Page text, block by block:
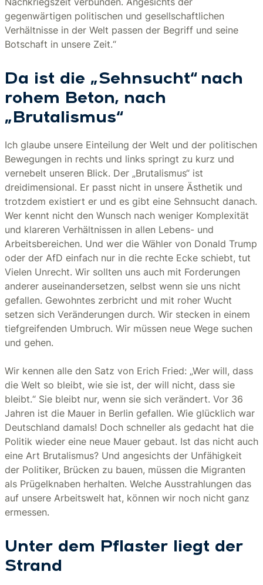
gegenwärtigen politischen und gesellschaftlichen
Verhältnisse in der Welt passen der Begriff und seine
Botschaft in unsere Zeit.“
Da ist die „Sehnsucht“ nach
rohem Beton, nach
„Brutalismus“
Ich glaube unsere Einteilung der Welt und der politischen
Bewegungen in rechts und links springt zu kurz und
vernebelt unseren Blick. Der „Brutalismus“ ist
dreidimensional. Er passt nicht in unsere Ästhetik und
trotzdem existiert er und es gibt eine Sehnsucht danach.
Wer kennt nicht den Wunsch nach weniger Komplexität
und klareren Verhältnissen in allen Lebens- und
Arbeitsbereichen. Und wer die Wähler von Donald Trump
oder der AfD einfach nur in die rechte Ecke schiebt, tut
Vielen Unrecht. Wir sollten uns auch mit Forderungen
anderer auseinandersetzen, selbst wenn sie uns nicht
gefallen. Gewohntes zerbricht und mit roher Wucht
setzen sich Veränderungen durch. Wir stecken in einem
tiefgreifenden Umbruch. Wir müssen neue Wege suchen
und gehen.
Wir kennen alle den Satz von Erich Fried: „Wer will, dass
die Welt so bleibt, wie sie ist, der will nicht, dass sie
bleibt.“ Sie bleibt nur, wenn sie sich verändert. Vor 36
Jahren ist die Mauer in Berlin gefallen. Wie glücklich war
Deutschland damals! Doch schneller als gedacht hat die
Politik wieder eine neue Mauer gebaut. Ist das nicht auch
eine Art Brutalismus? Und angesichts der Unfähigkeit
der Politiker, Brücken zu bauen, müssen die Migranten
als Prügelknaben herhalten. Welche Ausstrahlungen das
auf unsere Arbeitswelt hat, können wir noch nicht ganz
ermessen.
Unter dem Pflaster liegt der
Strand